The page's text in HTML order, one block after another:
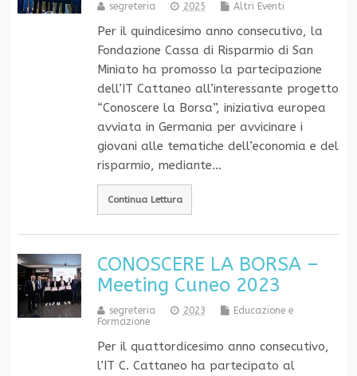
segreteria 2025 Altri Eventi
Per il quindicesimo anno consecutivo, la
Fondazione Cassa di Risparmio di San
Miniato ha promosso la partecipazione
dell’IT Cattaneo all’interessante progetto
“Conoscere la Borsa”, iniziativa europea
avviata in Germania per avvicinare i
giovani alle tematiche dell’economia e del
risparmio, mediante…
Continua Lettura
CONOSCERE LA BORSA –
Meeting Cuneo 2023
segreteria 2023
Educazione e
Formazione
Per il quattordicesimo anno consecutivo,
l’IT C. Cattaneo ha partecipato al